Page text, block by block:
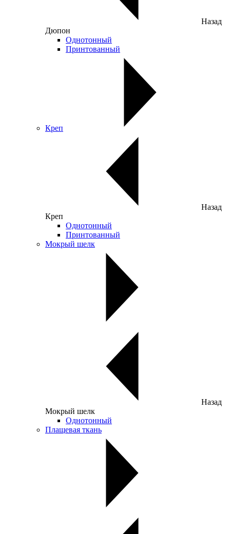
Назад
Дюпон
Однотонный
Принтованный
Креп
Назад
Креп
Однотонный
Принтованный
Мокрый шелк
Назад
Мокрый шелк
Однотонный
Плащевая ткань